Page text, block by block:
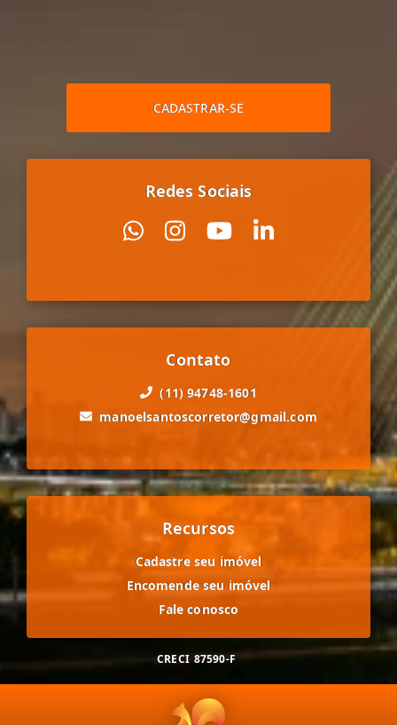
CADASTRAR-SE
Redes Sociais
Contato
(11) 94748-1601
manoelsantoscorretor@gmail.com
Recursos
Cadastre seu imóvel
Encomende seu imóvel
Fale conosco
CRECI 87590-F